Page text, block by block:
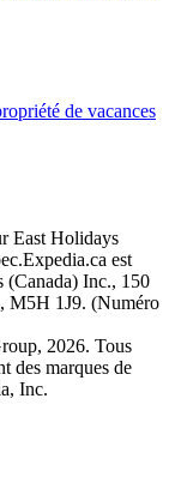
de vacances
East Holidays
Expedia.ca est
(Canada) Inc., 150
M5H 1J9. (Numéro
2026. Tous
des marques de
Inc.